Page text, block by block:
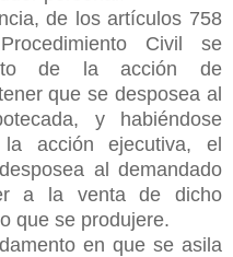
de los artículos 758
Civil se
de la acción de
que se desposea al
y habiéndose
acción ejecutiva, el
al demandado
a la venta de dicho
que se produjere.
en que se asila